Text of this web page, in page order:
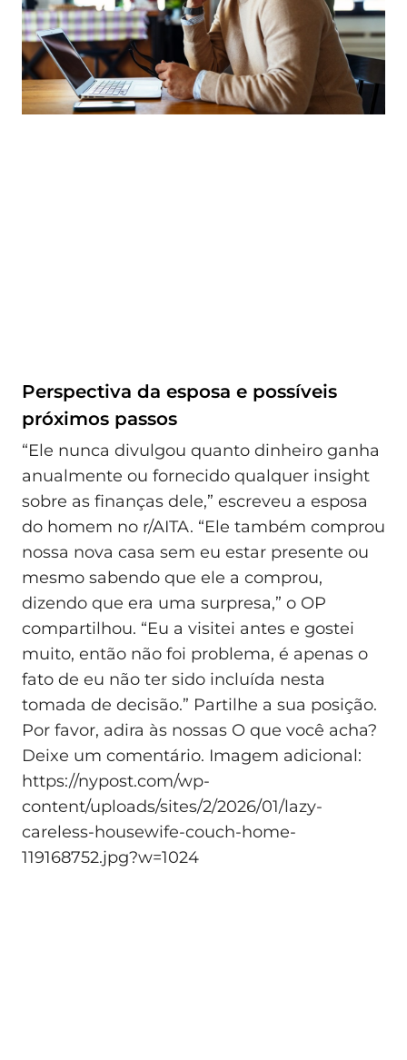
Perspectiva da esposa e possíveis
próximos passos
“Ele nunca divulgou quanto dinheiro ganha
anualmente ou fornecido qualquer insight
sobre as finanças dele,” escreveu a esposa
do homem no r/AITA. “Ele também comprou
nossa nova casa sem eu estar presente ou
mesmo sabendo que ele a comprou,
dizendo que era uma surpresa,” o OP
compartilhou. “Eu a visitei antes e gostei
muito, então não foi problema, é apenas o
fato de eu não ter sido incluída nesta
tomada de decisão.” Partilhe a sua posição.
Por favor, adira às nossas O que você acha?
Deixe um comentário. Imagem adicional:
https://nypost.com/wp-
content/uploads/sites/2/2026/01/lazy-
careless-housewife-couch-home-
119168752.jpg?w=1024